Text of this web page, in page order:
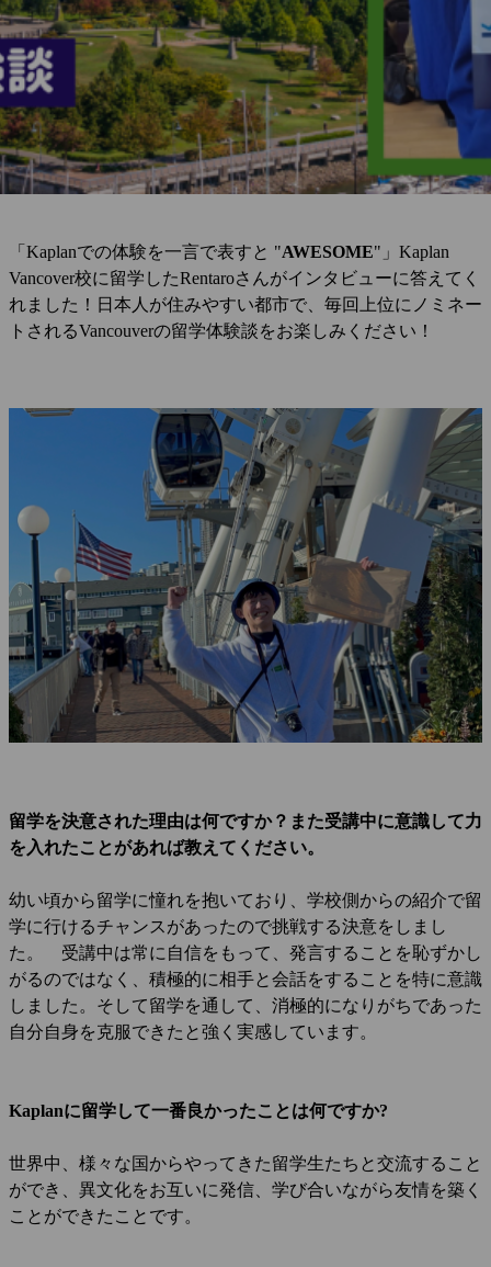
「Kaplanでの体験を一言で表すと "AWESOME"」Kaplan
Vancover校に留学したRentaroさんがインタビューに答えてく
れました！日本人が住みやすい都市で、毎回上位にノミネー
トされるVancouverの留学体験談をお楽しみください！
留学を決意された理由は何ですか？また受講中に意識して力
を入れたことがあれば教えてください。
幼い頃から留学に憧れを抱いており、学校側からの紹介で留
学に行けるチャンスがあったので挑戦する決意をしまし
た。 受講中は常に自信をもって、発言することを恥ずかし
がるのではなく、積極的に相手と会話をすることを特に意識
しました。そして留学を通して、消極的になりがちであった
自分自身を克服できたと強く実感しています。
Kaplanに留学して一番良かったことは何ですか?
世界中、様々な国からやってきた留学生たちと交流すること
ができ、異文化をお互いに発信、学び合いながら友情を築く
ことができたことです。